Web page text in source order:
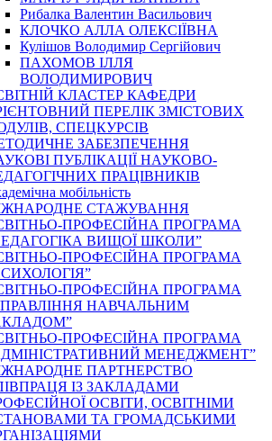
Рибалка Валентин Васильович
КЛОЧКО АЛЛА ОЛЕКСІЇВНА
Кулішов Володимир Сергійович
ПАХОМОВ ІЛЛЯ
ВОЛОДИМИРОВИЧ
КЛАСТЕР КАФЕДРИ
ПЕРЕЛІК ЗМІСТОВИХ
СПЕЦКУРСІВ
ЗАБЕЗПЕЧЕННЯ
ПУБЛІКАЦІЇ НАУКОВО-
ПРАЦІВНИКІВ
мобільність
СТАЖУВАННЯ
ПРОФЕСІЙНА ПРОГРАМА
ВИЩОЇ ШКОЛИ”
ПРОФЕСІЙНА ПРОГРАМА
ПРОФЕСІЙНА ПРОГРАМА
НАВЧАЛЬНИМ
ПРОФЕСІЙНА ПРОГРАМА
МЕНЕДЖМЕНТ”
ПАРТНЕРСТВО
ІЗ ЗАКЛАДАМИ
ОСВІТИ, ОСВІТНІМИ
ТА ГРОМАДСЬКИМИ